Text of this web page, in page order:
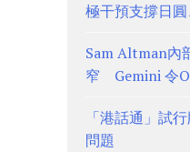
極干預支撐日
Sam Altman內
窄 Gemini 令
「港話通」試
問題